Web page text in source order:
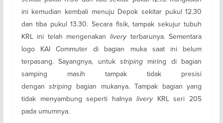
ini kemudian kembali menuju Depok sekitar pukul 12.30
dan tiba pukul 13.30. Secara fisik, tampak sekujur tubuh
KRL ini telah mengenakanlivery terbarunya. Sementara
logo KAI Commuter di bagian muka saat ini belum
terpasang. Sayangnya, untuk striping miring di bagian
samping masih tampak tidak presisi
denganstriping bagian mukanya. Tampak bagian yang
tidak menyambung seperti halnya liveryKRL seri 205
pada umumnya.